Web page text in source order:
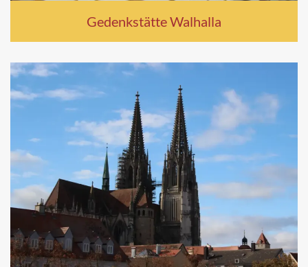
Gedenkstätte Walhalla